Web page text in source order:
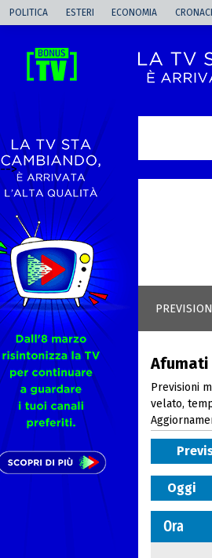
POLITICA ESTERI ECONOMIA
-->
Afumati
Previsioni
velato,
Oggi
Ora